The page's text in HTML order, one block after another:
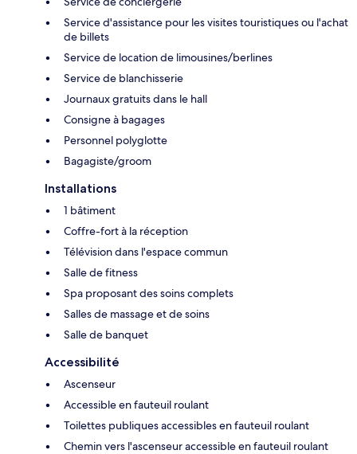
Service d'assistance pour les visites touristiques ou l'achat
de billets
Service de location de limousines/berlines
Service de blanchisserie
Journaux gratuits dans le hall
Consigne à bagages
Personnel polyglotte
Bagagiste/groom
Installations
1 bâtiment
Coffre-fort à la réception
Télévision dans l'espace commun
Salle de fitness
Spa proposant des soins complets
Salles de massage et de soins
Salle de banquet
Accessibilité
Ascenseur
Accessible en fauteuil roulant
Toilettes publiques accessibles en fauteuil roulant
Chemin vers l'ascenseur accessible en fauteuil roulant